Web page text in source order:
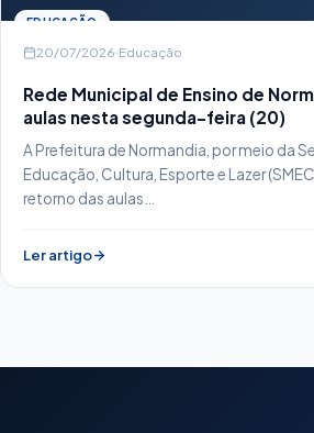
EDUCAÇÃO
20/07/2026 Educação
Rede Municipal de Ensino de
aulas nesta segunda-feira (20)
A Prefeitura de Normandia, por meio da
Educação, Cultura, Esporte e Lazer
retorno das aulas…
Ler artigo